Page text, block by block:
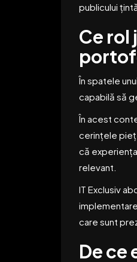
publicului
Ce rol
În spatele
capabilă să
În acest
cerințele
că
relevant.
IT Exclusiv
care sunt
De ce